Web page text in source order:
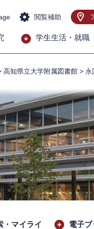
閲覧補助
学生生活・就職
高知県立大学附属図書館 > 永
・マイライ
電子ブ